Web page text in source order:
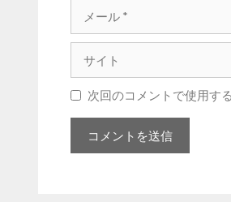
ル
次回のコメントで使用す